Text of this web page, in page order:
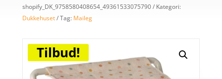
shopify_DK_9758580408654_49361533075790
Kategori:
Dukkehuset
Tag: Maileg
Tilbud!